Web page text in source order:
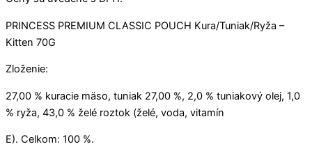
PRINCESS PREMIUM CLASSIC POUCH Kura/Tuniak/Ryža –
Kitten 70G
Zloženie:
27,00 % kuracie mäso, tuniak 27,00 %, 2,0 % tuniakový olej, 1,0
% ryža, 43,0 % želé roztok (želé, voda, vitamín
E). Celkom: 100 %.